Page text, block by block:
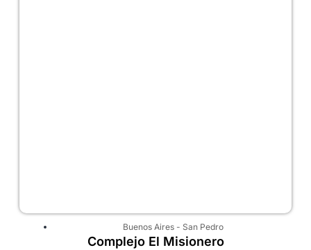
Buenos Aires- San Pedro
Complejo El Misionero